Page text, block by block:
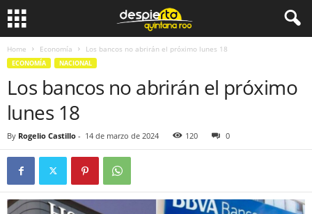
Home Economía Los bancos no abrirán el próximo lunes 18
ECONOMÍA NACIONAL
Los bancos no abrirán el próximo
lunes 18
By Rogelio Castillo - 14 de marzo de 2024 120 0